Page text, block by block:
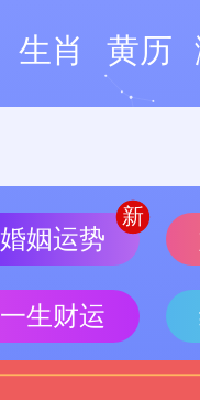
生肖 黄历
婚姻运势
一生财运